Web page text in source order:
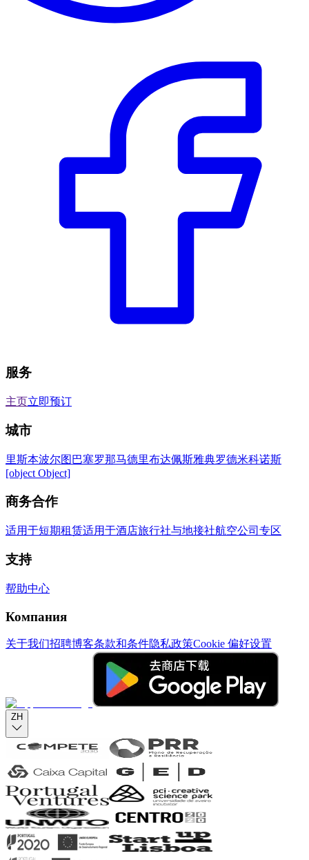
服务
主页立即预订
城市
里斯本波尔图 巴塞罗那马德里布达佩斯雅典罗德米科诺斯
[object Object]
商务合作
适用于短期租赁适用于酒店旅行社与地接社航空公司专区
支持
帮助中心
Компания
关于我们招聘博客条款和条件隐私政策Cookie 偏好设置
ZH